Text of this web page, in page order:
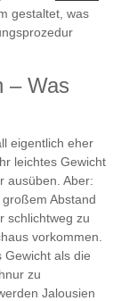
gestaltet, was
– Was
eigentlich eher
leichtes Gewicht
ausüben. Aber:
Abstand
schlichtweg zu
vorkommen.
Gewicht als die
zu
Jalousien